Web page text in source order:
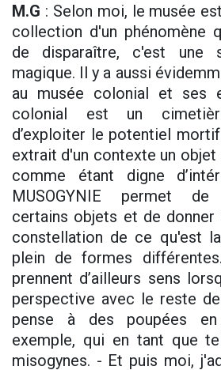
M.G : Selon moi, le musée
collection d'un phénomène
de disparaître, c'est une
magique. Il y a aussi
au musée colonial et ses
colonial est un
d’exploiter le potentiel
extrait d'un contexte un
comme étant digne
MUSOGYNIE permet de
certains objets et de donner
constellation de ce qu'est
plein de formes
prennent d’ailleurs sens
perspective avec le reste
pense à des poupées
exemple, qui en tant que
misogynes. - Et puis moi,